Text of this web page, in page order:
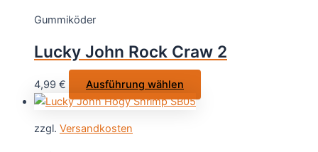
Gummiköder
Lucky John Rock Craw 2
4,99 € Ausführung wählen
Produkt
zzgl. Versandkosten